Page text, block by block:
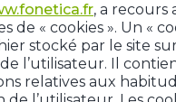
, a recours
de « cookies ». Un «
stocké par le site
de l’utilisateur. Il
relatives aux